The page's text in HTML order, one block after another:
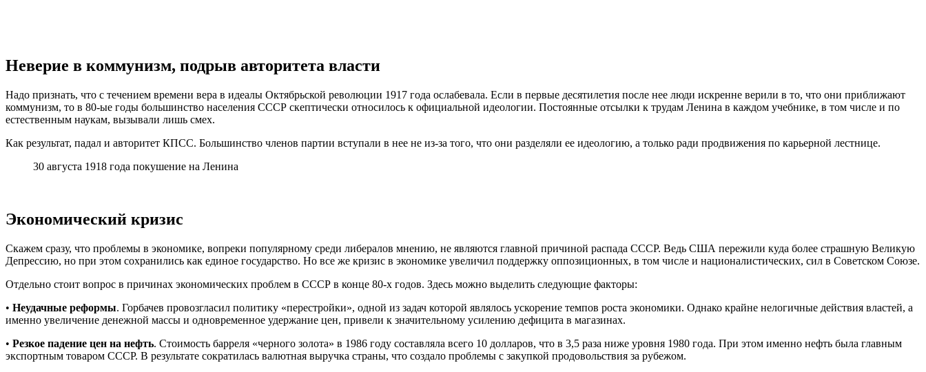
Неверие в коммунизм, подрыв авторитета власти
Надо признать, что с течением времени вера в идеалы Октябрьской революции 1917 года ослабевала. Если в первые десятилетия после нее люди искренне верили в то, что они приближают
коммунизм, то в 80-ые годы большинство населения СССР скептически относилось к официальной идеологии. Постоянные отсылки к трудам Ленина в каждом учебнике, в том числе и по
естественным наукам, вызывали лишь смех.
Как результат, падал и авторитет КПСС. Большинство членов партии вступали в нее не из-за того, что они разделяли ее идеологию, а только ради продвижения по карьерной лестнице.
30 августа 1918 года покушение на Ленина
Экономический кризис
Скажем сразу, что проблемы в экономике, вопреки популярному среди либералов мнению, не являются главной причиной распада СССР. Ведь США пережили куда более страшную Великую
Депрессию, но при этом сохранились как единое государство. Но все же кризис в экономике увеличил поддержку оппозиционных, в том числе и националистических, сил в Советском Союзе.
Отдельно стоит вопрос в причинах экономических проблем в СССР в конце 80-х годов. Здесь можно выделить следующие факторы:
• Неудачные реформы. Горбачев провозгласил политику «перестройки», одной из задач которой являлось ускорение темпов роста экономики. Однако крайне нелогичные действия властей, а
именно увеличение денежной массы и одновременное удержание цен, привели к значительному усилению дефицита в магазинах.
• Резкое падение цен на нефть. Стоимость барреля «черного золота» в 1986 году составляла всего 10 долларов, что в 3,5 раза ниже уровня 1980 года. При этом именно нефть была главным
экспортным товаром СССР. В результате сократилась валютная выручка страны, что создало проблемы с закупкой продовольствия за рубежом.